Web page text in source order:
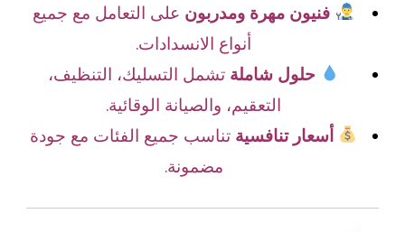
فنيون مهرة ومدربون على التعامل مع جميع
أنواع الانسدادات.
حلول شاملة تشمل التسليك، التنظيف،
التعقيم، والصيانة الوقائية.
أسعار تنافسية تناسب جميع الفئات مع جودة
مضمونة.